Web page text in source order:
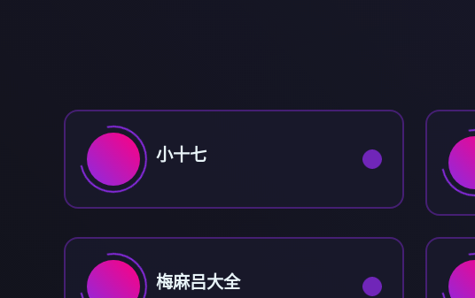
小十七
梅麻吕大全